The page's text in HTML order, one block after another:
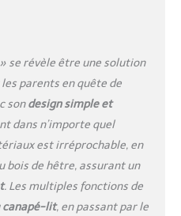
couche de peinture,
métalliques
à l'extérieur, offrant
esthétique de design
et élégante pour la
Lit parapluie bébé
matelas,onfort de
oniriquement doux.
flexible de la
】 Le Trimigo Lit
se révèle être une solution
parents en quête de
sondesign simple et
dans n’importe quel
est irréprochable, en
bois de hêtre, assurant un
. Les multiples fonctions de
canapé-lit, en passant par le